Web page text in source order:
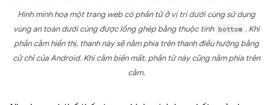
Hình minh hoạ một trang web có phần tử ở vị trí dưới cùng sử dụng
vùng an toàn dưới cùng được lồng ghép bằng thuộc tính bottom . Khi
phần cằm hiển thị, thanh này sẽ nằm phía trên thanh điều hướng bằng
cử chỉ của Android. Khi cằm biến mất, phần tử này cũng nằm phía trên
cằm.